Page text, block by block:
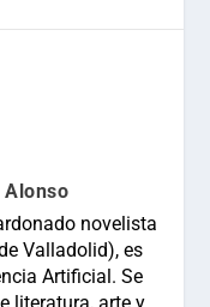
Alonso
novelista
Valladolid), es
Artificial. Se
literatura, arte y